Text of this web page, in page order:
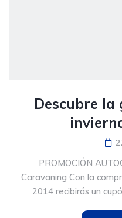
Descubre
PROMOCIÓN
Caravaning Con la
2014 recibirás un